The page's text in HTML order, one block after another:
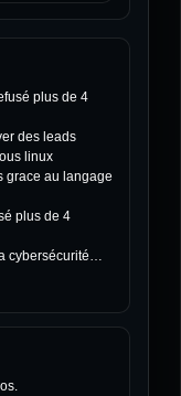
plus de 4
des leads
linux
grace au langage
plus de 4
cybersécurité…